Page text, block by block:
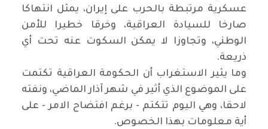
عسكرية مرتبطة بالحرب على إيران، يمثل انتهاكا
صارخا للسيادة العراقية، وخرقا خطيرا للأمن
الوطني، وتجاوزا لا يمكن السكوت عنه تحت أي
ذريعة.
وما يثير الاستغراب أن الحكومة العراقية تكتمت
على الموضوع الذي أثير في شهر آذار الماضي، ونفته
لاحقا، وهي اليوم تتكتم - برغم افتضاح الامر - على
أية معلومات بهذا الخصوص.